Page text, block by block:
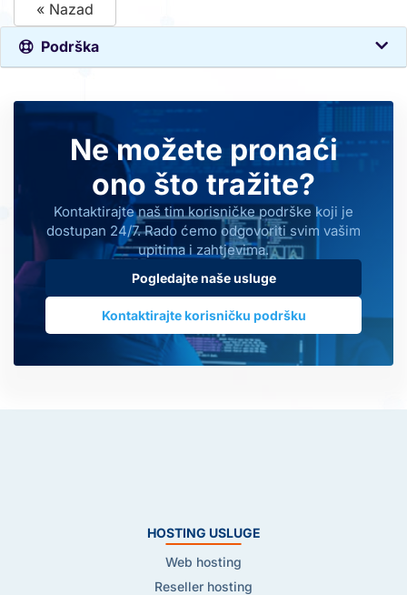
« Nazad
Podrška
Ne možete pronaći
ono što tražite?
Kontaktirajte naš tim korisničke podrške koji je
dostupan 24/7. Rado ćemo odgovoriti svim vašim
upitima i zahtjevima.
Pogledajte naše usluge
Kontaktirajte korisničku podršku
HOSTING USLUGE
Web hosting
Reseller hosting